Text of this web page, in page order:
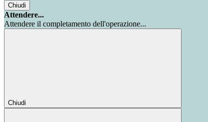
Chiudi
Attendere...
Attendere il completamento dell'operazione...
Chiudi